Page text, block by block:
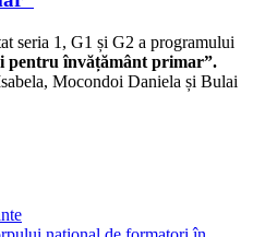
seria 1, G1 și G2 a programului
pentru învățământ primar”.
Mocondoi Daniela și Bulai